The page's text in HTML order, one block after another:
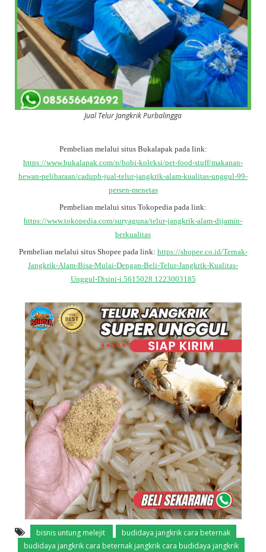
Jual Telur Jangkrik Purbalingga
Pembelian melalui situs Bukalapak pada link:
https://www.bukalapak.com/p/hobi-koleksi/pet-food-stuff/makanan-
hewan-peliharaan/caduph-jual-telur-jangkrik-alam-kualitas-unggul-99-
persen-menetas
Pembelian melalui situs Tokopedia pada link:
https://www.tokopedia.com/suryaguna/telur-jangkrik-alam-dijamin-
berkualitas
Pembelian melalui situs Shopee pada link: https://shopee.co.id/Ternak-
Jangkrik-Alam-Bisa-Mulai-Dengan-Beli-Telur-Jangkrik-Kualitas-
Unggul-Disini-i.5615028.1223003185
bisnis untung melejit
budidaya jangkrik cara beternak
budidaya jangkrik cara beternak jangkrik cara budidaya jangkrik